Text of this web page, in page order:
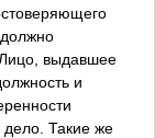
Лицо, выдавшее
и
Такие же